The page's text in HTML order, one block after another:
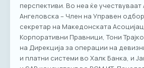
перспективи. Во неа ќе
Ангеловска – Член на Управен
секретар на Македонската
Корпоративни Правници, Тони
на Дирекција за операции на
и платни системи во Халк Банка, и